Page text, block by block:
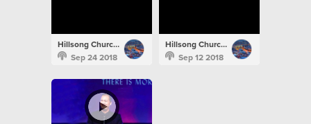
Hillsong Church Portugal
Sep 24 2018
Hillsong Church Portugal
Sep 12 2018